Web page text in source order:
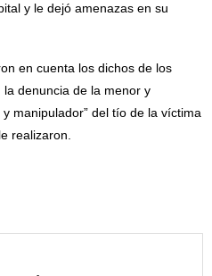
y le dejó amenazas en su
en cuenta los dichos de los
denuncia de la menor y
manipulador” del tío de la víctima
realizaron.